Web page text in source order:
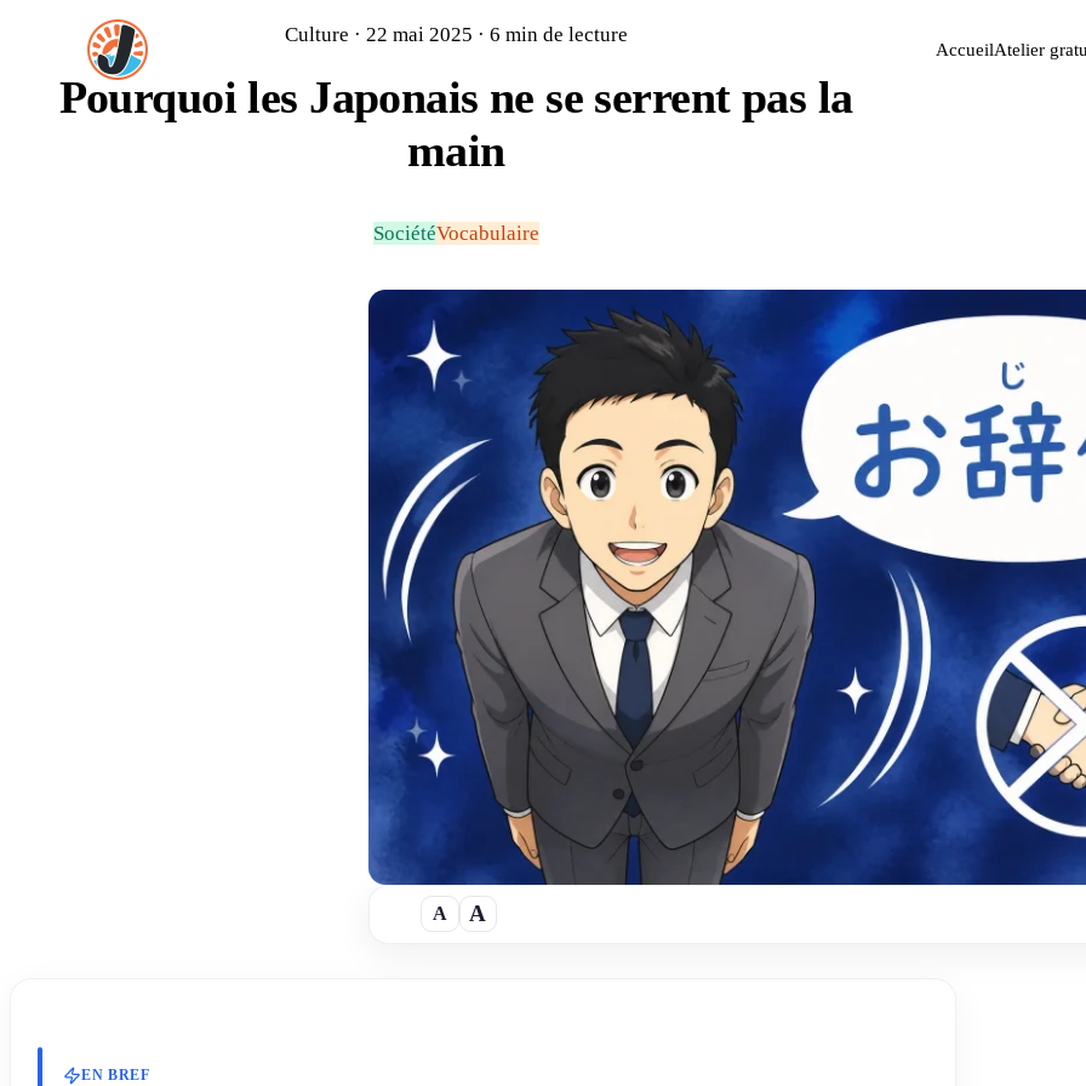
AccueilAtelier
Culture · 22 mai 2025 · 6 min de lecture
Pourquoi les Japonais ne se serrent pas la
main
SociétéVocabulaire
TAILLE DU TEXTE
A A
EN BREF